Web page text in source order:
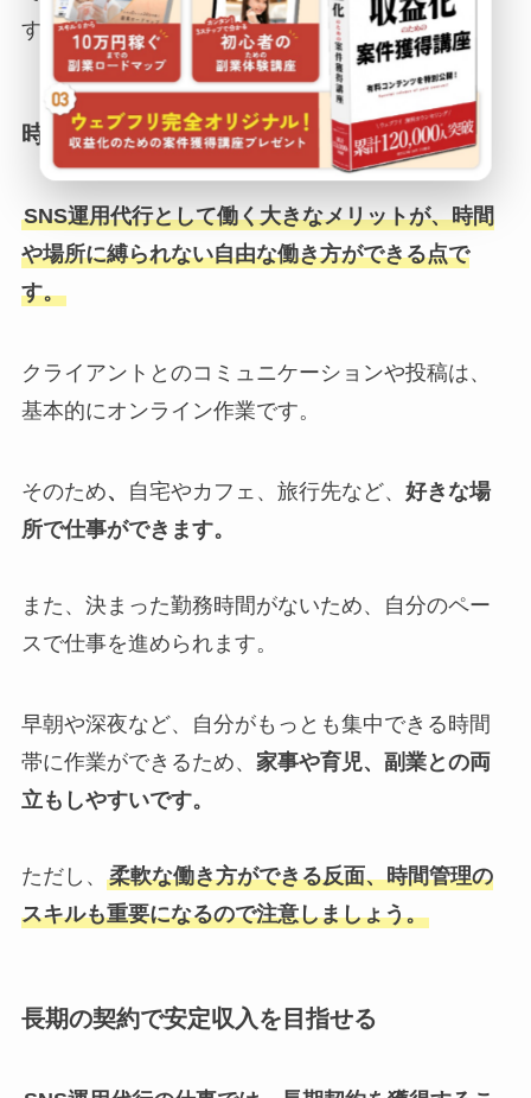
す。
時間や場所に縛られない
SNS運用代行として働く大きなメリットが、時間
や場所に縛られない自由な働き方ができる点で
す。
クライアントとのコミュニケーションや投稿は、
基本的にオンライン作業です。
そのため、 自宅やカフェ、旅行先など、 好きな場
所で仕事ができます。
また、決まった勤務時間がないため、自分のペー
スで仕事を進められます。
早朝や深夜など、自分がもっとも集中できる時間
帯に作業ができるため、 家事や育児、副業との両
立もしやすいです。
ただし、 柔軟な働き方ができる反面、時間管理の
スキルも重要になるので注意しましょう。
長期の契約で安定収入を目指せる